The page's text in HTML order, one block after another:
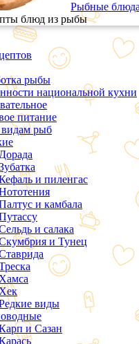
Рыбные блюда
блюд из рыбы
рыбы
национальной кухни
питание
рыб
Дорада
и пиленгас
и камбала
и салака
и Тунец
Хамса
Хек
виды
и Сазан